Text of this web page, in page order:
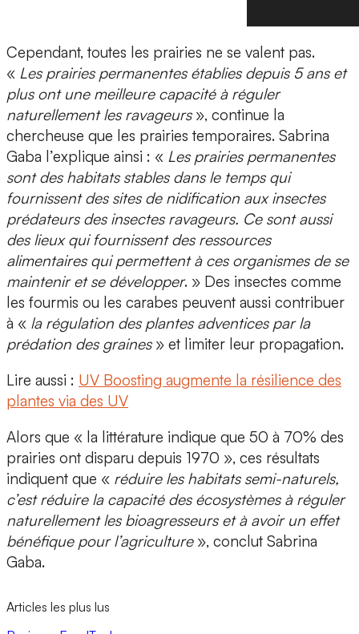
Cependant, toutes les prairies ne se valent pas.
« Les prairies permanentesétablies depuis 5 ans et
plus ont une meilleure capacité à réguler
naturellement les ravageurs», continue la
chercheuse que les prairies temporaires. Sabrina
Gaba l’explique ainsi : « Les prairies permanentes
sont des habitats stables dans le temps qui
fournissent des sites de nidification aux insectes
prédateurs des insectes ravageurs. Ce sont aussi
des lieux qui fournissent des ressources
alimentaires qui permettent à ces organismes de se
maintenir et se développer. » Des insectes comme
les fourmis ou les carabes peuvent aussi contribuer
à « la régulation des plantes adventices par la
prédation des graines » et limiter leur propagation.
Lire aussi : UV Boosting augmente la résilience des
plantes via des UV
Alors que « la littérature indique que 50 à 70% des
prairies ont disparu depuis 1970 », ces résultats
indiquent que « réduire les habitats semi-naturels,
c’est réduire la capacité des écosystèmes à réguler
naturellement les bioagresseurset à avoir un effet
bénéfique pour l’agriculture», conclut Sabrina
Gaba.
Articles les plus lus